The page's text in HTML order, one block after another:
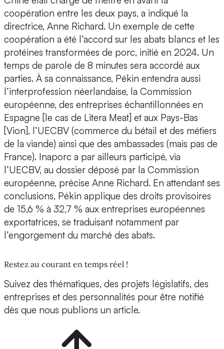
coopération entre les deux pays, a indiqué la
directrice, Anne Richard. Un exemple de cette
coopération a été l’accord sur les abats blancs et les
protéines transformées de porc, initié en 2024. Un
temps de parole de 8 minutes sera accordé aux
parties. À sa connaissance, Pékin entendra aussi
l’interprofession néerlandaise, la Commission
européenne, des entreprises échantillonnées en
Espagne [le cas de Litera Meat] et aux Pays-Bas
[Vion], l’UECBV (commerce du bétail et des métiers
de la viande) ainsi que des ambassades (mais pas de
France). Inaporc a par ailleurs participé, via
l’UECBV, au dossier déposé par la Commission
européenne, précise Anne Richard. En attendant ses
conclusions, Pékin applique des droits provisoires
de 15,6 % à 32,7 % aux entreprises européennes
exportatrices, se traduisant notamment par
l’engorgement du marché des abats.
Restez au courant en temps réel !
Suivez des thématiques, des projets législatifs, des
entreprises et des personnalités pour être notifié
dès que nous publions un article.